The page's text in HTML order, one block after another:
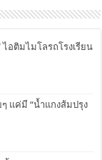
อติมไมโลรถโรงเรียน
แค่มี “น้ำแกงส้มปรุง